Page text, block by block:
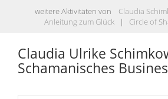
weitere Aktivitäten von Claudia
Anleitung zum Glück | Circle of
Claudia Ulrike
Schamanisches